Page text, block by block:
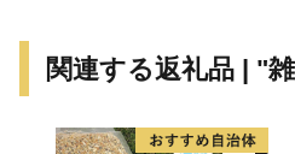
関連する返礼品 | "